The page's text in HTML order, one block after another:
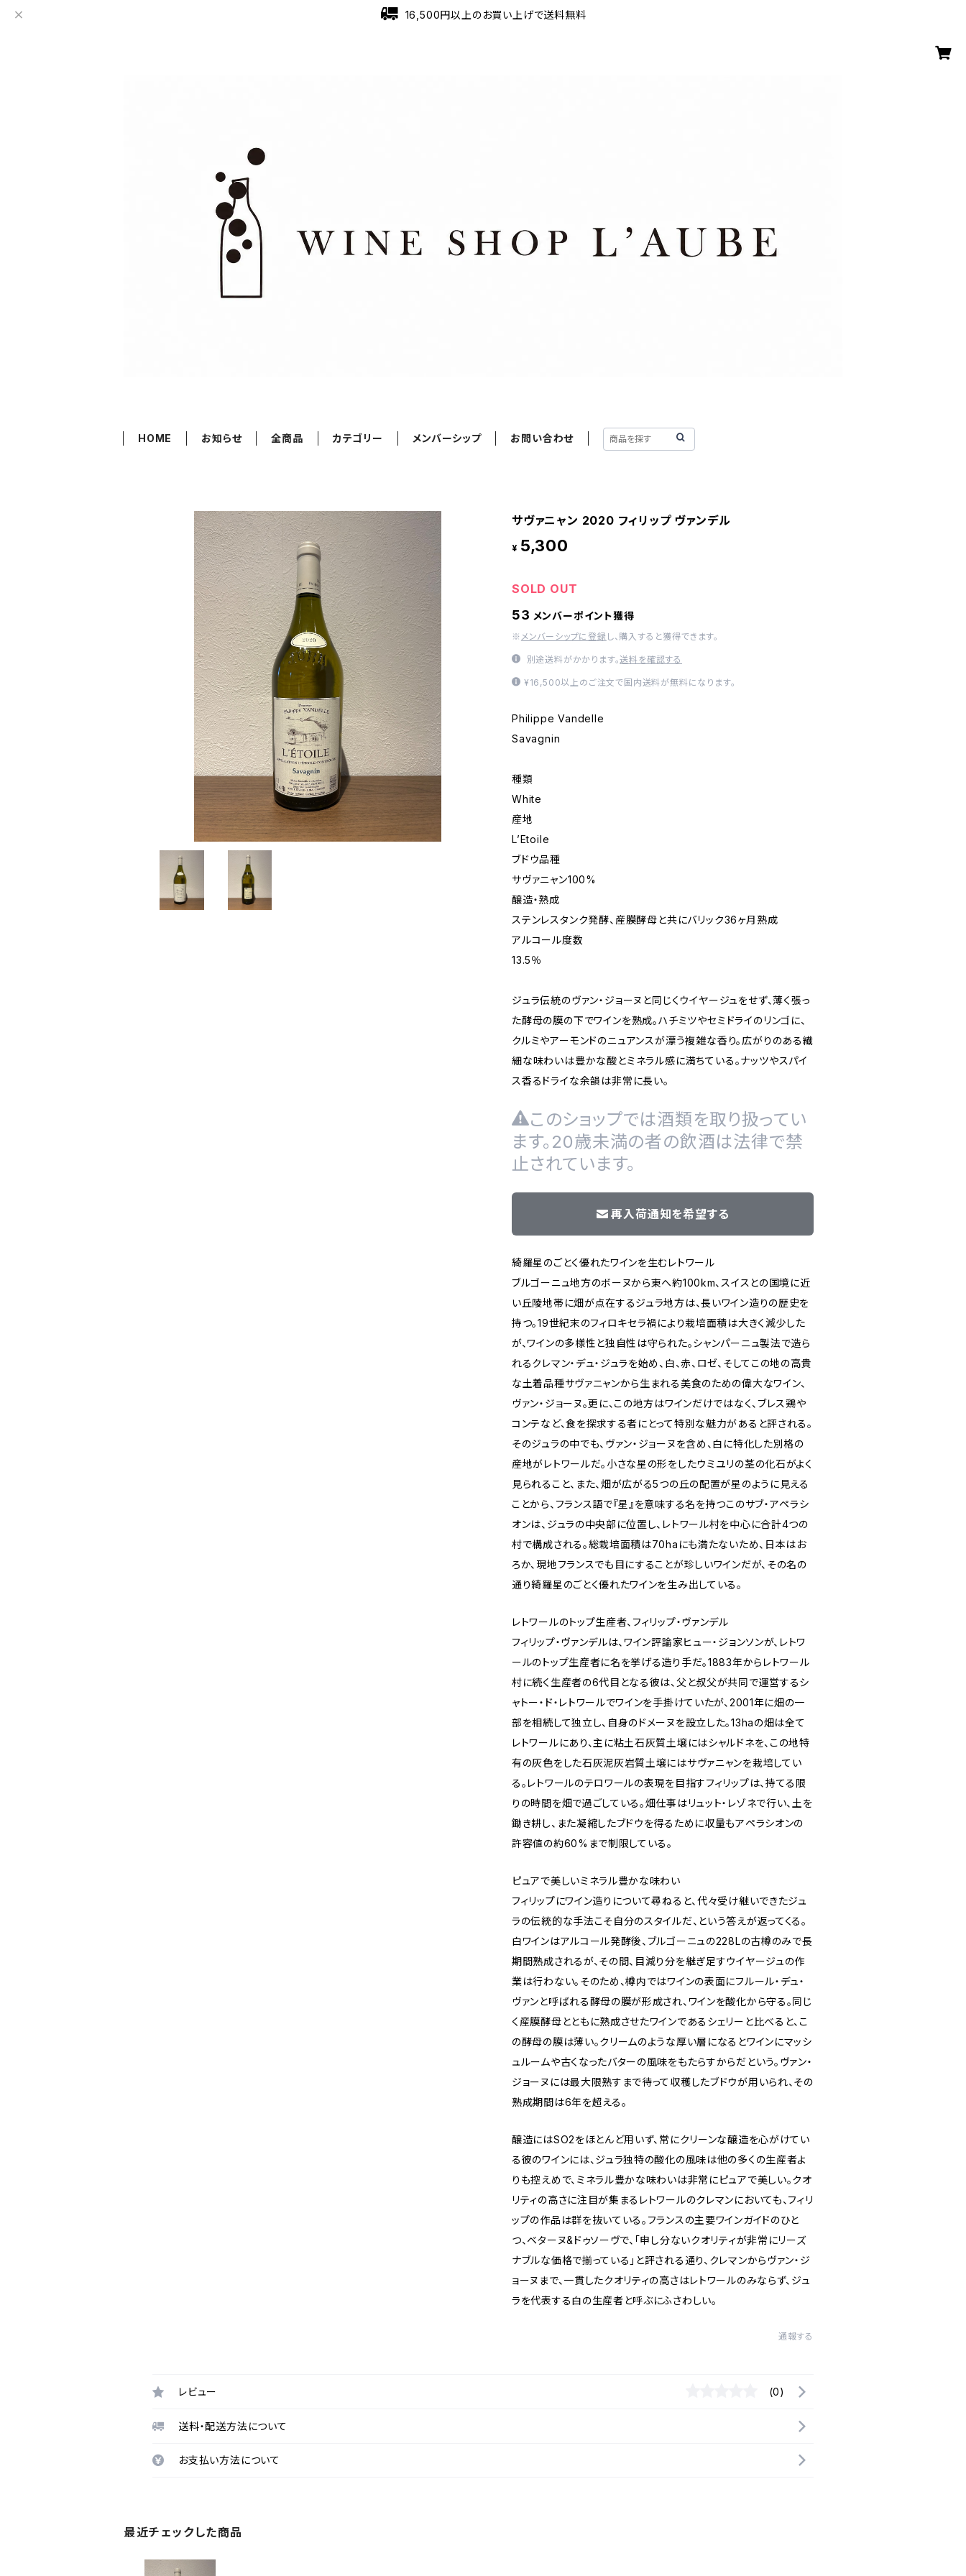
16,500円以上のお買い上げで送料無料
HOME お知らせ 全商品 カテゴリー メンバーシップ お問い合わせ
サヴァニャン 2020 フィリップ ヴァンデル
¥ 5,300
SOLD OUT
53 メンバーポイント獲得
※ メンバーシップに登録 し、購入すると獲得できます。
別途送料がかかります。送料を確認する
¥16,500以上のご注文で国内送料が無料になります。
Philippe Vandelle
Savagnin
種類
White
産地
L’Etoile
ブドウ品種
サヴァニャン100%
醸造・熟成
ステンレスタンク発酵、産膜酵母と共にバリック36ヶ月熟成
アルコール度数
13.5％
ジュラ伝統のヴァン・ジョーヌと同じくウイヤージュをせず、薄く張っ
た酵母の膜の下でワインを熟成。ハチミツやセミドライのリンゴに、
クルミやアーモンドのニュアンスが漂う複雑な香り。広がりのある繊
細な味わいは豊かな酸とミネラル感に満ちている。ナッツやスパイ
ス香るドライな余韻は非常に長い。
このショップでは酒類を取り扱ってい
ます。20歳未満の者の飲酒は法律で禁
止されています。
再入荷通知を希望する
綺羅星のごとく優れたワインを生むレトワール
ブルゴーニュ地方のボーヌから東へ約100km、スイスとの国境に近
い丘陵地帯に畑が点在するジュラ地方は、長いワイン造りの歴史を
持つ。19世紀末のフィロキセラ禍により栽培面積は大きく減少した
が、ワインの多様性と独自性は守られた。シャンパーニュ製法で造ら
れるクレマン・デュ・ジュラを始め、白、赤、ロゼ、そしてこの地の高貴
な土着品種サヴァニャンから生まれる美食のための偉大なワイン、
ヴァン・ジョーヌ。更に、この地方はワインだけではなく、ブレス鶏や
コンテなど、食を探求する者にとって特別な魅力があると評される。
そのジュラの中でも、ヴァン・ジョーヌを含め、白に特化した別格の
産地がレトワールだ。小さな星の形をしたウミユリの茎の化石がよく
見られること、また、畑が広がる5つの丘の配置が星のように見える
ことから、フランス語で『星』を意味する名を持つこのサブ・アペラシ
オンは、ジュラの中央部に位置し、レトワール村を中心に合計4つの
村で構成される。総栽培面積は70haにも満たないため、日本はお
ろか、現地フランスでも目にすることが珍しいワインだが、その名の
通り綺羅星のごとく優れたワインを生み出している。
レトワールのトップ生産者、フィリップ・ヴァンデル
フィリップ・ヴァンデルは、ワイン評論家ヒュー・ジョンソンが、レトワ
ールのトップ生産者に名を挙げる造り手だ。1883年からレトワール
村に続く生産者の6代目となる彼は、父と叔父が共同で運営するシ
ャトー・ド・レトワールでワインを手掛けていたが、2001年に畑の一
部を相続して独立し、自身のドメーヌを設立した。13haの畑は全て
レトワールにあり、主に粘土石灰質土壌にはシャルドネを、この地特
有の灰色をした石灰泥灰岩質土壌にはサヴァニャンを栽培してい
る。レトワールのテロワールの表現を目指すフィリップは、持てる限
りの時間を畑で過ごしている。畑仕事はリュット・レゾネで行い、土を
鋤き耕し、また凝縮したブドウを得るために収量もアペラシオンの
許容値の約60%まで制限している。
ピュアで美しいミネラル豊かな味わい
フィリップにワイン造りについて尋ねると、代々受け継いできたジュ
ラの伝統的な手法こそ自分のスタイルだ、という答えが返ってくる。
白ワインはアルコール発酵後、ブルゴーニュの228Lの古樽のみで長
期間熟成されるが、その間、目減り分を継ぎ足すウイヤージュの作
業は行わない。そのため、樽内ではワインの表面にフルール・デュ・
ヴァンと呼ばれる酵母の膜が形成され、ワインを酸化から守る。同じ
く産膜酵母とともに熟成させたワインであるシェリーと比べると、こ
の酵母の膜は薄い。クリームのような厚い層になるとワインにマッシ
ュルームや古くなったバターの風味をもたらすからだという。ヴァン・
ジョーヌには最大限熟すまで待って収穫したブドウが用いられ、その
熟成期間は6年を超える。
醸造にはSO2をほとんど用いず、常にクリーンな醸造を心がけてい
る彼のワインには、ジュラ独特の酸化の風味は他の多くの生産者よ
りも控えめで、ミネラル豊かな味わいは非常にピュアで美しい。クオ
リティの高さに注目が集まるレトワールのクレマンにおいても、フィリ
ップの作品は群を抜いている。フランスの主要ワインガイドのひと
つ、ベターヌ&ドゥソーヴで、「申し分ないクオリティが非常にリーズ
ナブルな価格で揃っている」と評される通り、クレマンからヴァン・ジ
ョーヌまで、一貫したクオリティの高さはレトワールのみならず、ジュ
ラを代表する白の生産者と呼ぶにふさわしい。
通報する
レビュー (0)
送料・配送方法について
お支払い方法について
最近チェックした商品